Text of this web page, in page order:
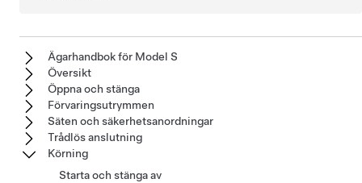
Ägarhandbok för Model S
Översikt
Öppna och stänga
Förvaringsutrymmen
Säten och säkerhetsanordningar
Trådlös anslutning
Körning
Starta och stänga av